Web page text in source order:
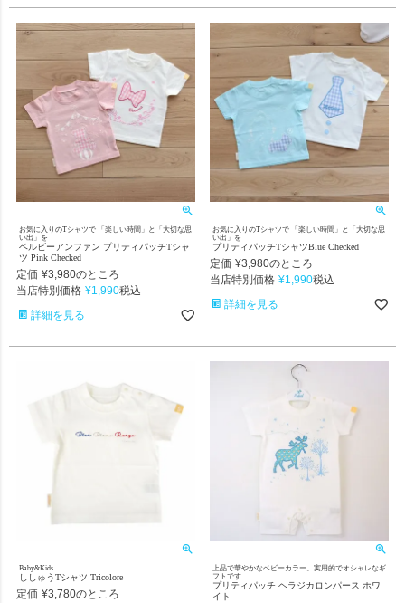
お気に入りのTシャツで 「楽しい時間」と「大切な思
い出」を
ベルビーアンファン プリティパッチTシャ
ツ Pink Checked
定価 ¥3,980のところ
当店特別価格 ¥1,990税込
詳細を見る
お気に入りのTシャツで 「楽しい時間」と「大切な思
い出」を
プリティパッチTシャツBlue Checked
定価 ¥3,980のところ
当店特別価格 ¥1,990税込
詳細を見る
Baby&Kids
ししゅうTシャツ Tricolore
定価 ¥3,780のところ
上品で華やかなベビーカラー。実用的でオシャレなギ
フトです
プリティパッチ ヘラジカロンパース ホワ
イト